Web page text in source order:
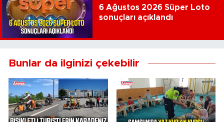
6 Ağustos 2026 Süper Loto
sonuçları açıklandı
Bunlar da ilginizi çekebilir